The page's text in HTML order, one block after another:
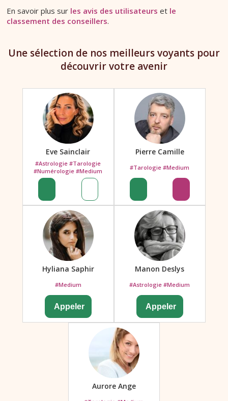
En savoir plus sur les avis des utilisateurs et le
classement des conseillers.
Une sélection de nos meilleurs voyants pour
découvrir votre avenir
Eve Sainclair
#Astrologie #Tarologie
#Numérologie #Medium
Pierre Camille
#Tarologie #Medium
Hyliana Saphir
#Medium
Manon Deslys
#Astrologie #Medium
Aurore Ange